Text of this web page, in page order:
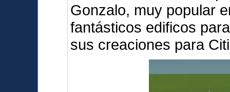
Gonzalo, muy popular
fantásticos edificos
sus creaciones para